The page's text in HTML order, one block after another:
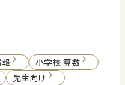
小学校 算数
先生向け